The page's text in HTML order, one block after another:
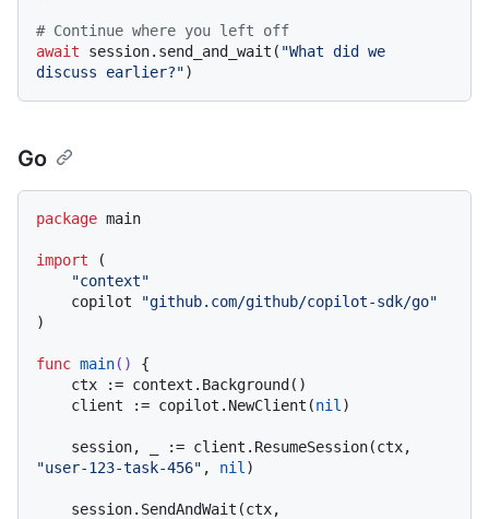
# Continue where you left off
await session.send_and_wait( "What did we
discuss earlier?"
Go
package main
import (
"context"
    copilot
"github.com/github/copilot-sdk/go"
)
func main()
{
    client := copilot.NewClient(
nil)
"user-123-task-456" , nil)